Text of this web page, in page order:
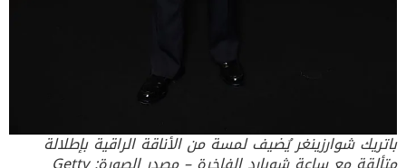
باتريك شوارزينغر يُضيف لمسة من الأناقة الراقية بإطلالة